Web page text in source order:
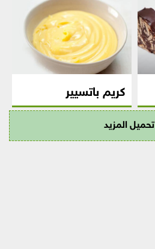
كريم باتسيير
تحميل المزيد